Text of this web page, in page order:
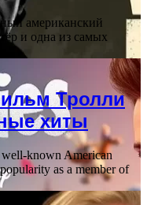
американский
и одна из самых
Тролли
хиты
well-known American
as a member of